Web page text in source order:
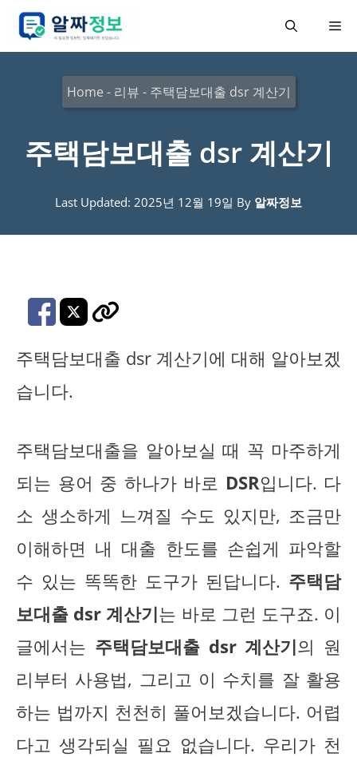
메
Home - 리뷰 - 주택담보대출 dsr 계산기
주택담보대출 dsr 계산기
Last Updated: 2025년 12월 19일 By 알짜정보
주택담보대출 dsr 계산기에 대해 알아보겠
습니다.
주택담보대출을 알아보실 때 꼭 마주하게
되는 용어 중 하나가 바로 DSR입니다. 다
소 생소하게 느껴질 수도 있지만, 조금만
이해하면 내 대출 한도를 손쉽게 파악할
수 있는 똑똑한 도구가 된답니다. 주택담
보대출 dsr 계산기는 바로 그런 도구죠. 이
글에서는 주택담보대출 dsr 계산기의 원
리부터 사용법, 그리고 이 수치를 잘 활용
하는 법까지 천천히 풀어보겠습니다. 어렵
다고 생각되실 필요 없습니다. 우리가 천